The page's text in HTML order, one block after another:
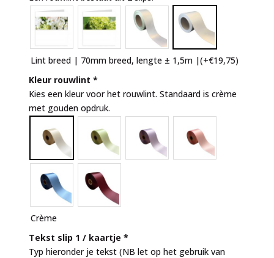
Lint breed | 70mm breed, lengte ± 1,5m |(+€19,75)
Kleur rouwlint *
Kies een kleur voor het rouwlint. Standaard is crème
met gouden opdruk.
Crème
Tekst slip 1 / kaartje *
Typ hieronder je tekst (NB let op het gebruik van